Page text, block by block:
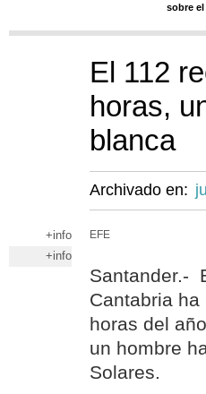
sobre
El 112
horas,
blanca
Archivado en:
+info
+info
EFE
Santander.-
Cantabria
horas del
un hombre
Solares.